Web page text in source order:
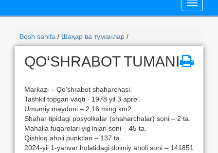
Bosh sahifa / Шаҳар ва туманлар /
QO‘SHRABOT TUMANI
Markazi – Qo‘shrabot shaharchasi.
Tashkil topgan vaqti - 1978 yil 3 aprel.
Umumiy maydoni – 2,16 ming km2.
Shahar tipidagi posyolkalar (shaharchalar) soni – 2 ta.
Mahalla fuqarolari yig‘inlari soni – 45 ta.
Qishloq aholi punktlari – 137 ta.
2024-yil 1-yanvar holatidagi doimiy aholi soni – 141851